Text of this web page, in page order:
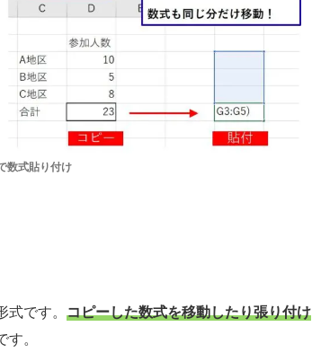
数式貼り付け
です。 コピーした数式を移動したり張り付け
。